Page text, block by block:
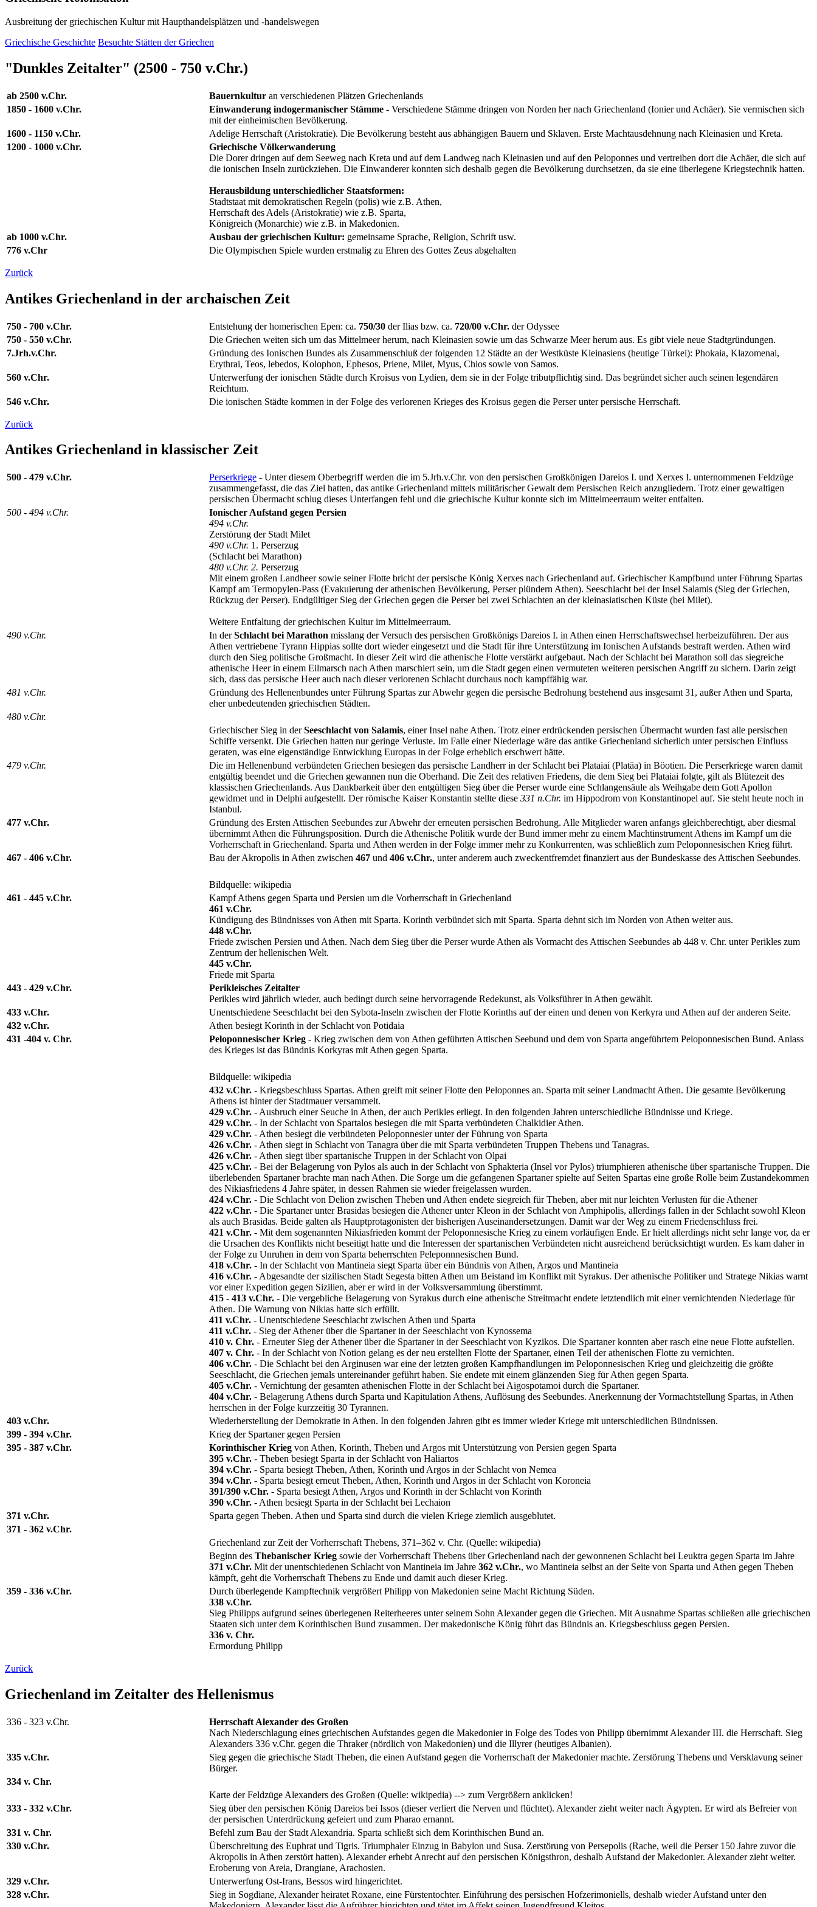
Ausbreitung der griechischen Kultur mit Haupthandelsplätzen und -handelswegen
Griechische Geschichte Besuchte Stätten der Griechen
"Dunkles Zeitalter" (2500 - 750 v.Chr.)
ab 2500 v.Chr. Bauernkultur an verschiedenen Plätzen Griechenlands
1850 - 1600 v.Chr.
Einwanderung indogermanischer Stämme - Verschiedene Stämme dringen von Norden her nach Griechenland (Ionier und Achäer). Sie vermischen sich
mit der einheimischen Bevölkerung.
1600 - 1150 v.Chr.
Adelige Herrschaft (Aristokratie). Die Bevölkerung besteht aus abhängigen Bauern und Sklaven. Erste Machtausdehnung nach Kleinasien und Kreta.
1200 - 1000 v.Chr.
Griechische Völkerwanderung
Die Dorer dringen auf dem Seeweg nach Kreta und auf dem Landweg nach Kleinasien und auf den Peloponnes und vertreiben dort die Achäer, die sich auf
die ionischen Inseln zurückziehen. Die Einwanderer konnten sich deshalb gegen die Bevölkerung durchsetzen, da sie eine überlegene Kriegstechnik hatten.
Herausbildung unterschiedlicher Staatsformen:
Stadtstaat mit demokratischen Regeln (polis) wie z.B. Athen,
Herrschaft des Adels (Aristokratie) wie z.B. Sparta,
Königreich (Monarchie) wie z.B. in Makedonien.
ab 1000 v.Chr.
Ausbau der griechischen Kultur: gemeinsame Sprache, Religion, Schrift usw.
776 v.Chr
Die Olympischen Spiele wurden erstmalig zu Ehren des Gottes Zeus abgehalten
Zurück
Antikes Griechenland in der archaischen Zeit
750 - 700 v.Chr. Entstehung der homerischen Epen: ca. 750/30 der Ilias bzw. ca. 720/00 v.Chr. der Odyssee
750 - 550 v.Chr.
Die Griechen weiten sich um das Mittelmeer herum, nach Kleinasien sowie um das Schwarze Meer herum aus. Es gibt viele neue Stadtgründungen.
7.Jrh.v.Chr.
Gründung des Ionischen Bundes als Zusammenschluß der folgenden 12 Städte an der Westküste Kleinasiens (heutige Türkei): Phokaia, Klazomenai,
Erythrai, Teos, lebedos, Kolophon, Ephesos, Priene, Milet, Myus, Chios sowie von Samos.
560 v.Chr.
Unterwerfung der ionischen Städte durch Kroisus von Lydien, dem sie in der Folge tributpflichtig sind. Das begründet sicher auch seinen legendären
Reichtum.
546 v.Chr.
Die ionischen Städte kommen in der Folge des verlorenen Krieges des Kroisus gegen die Perser unter persische Herrschaft.
Zurück
Antikes Griechenland in klassischer Zeit
500 - 479 v.Chr. Perserkriege - Unter diesem Oberbegriff werden die im 5.Jrh.v.Chr. von den persischen Großkönigen Dareios I. und Xerxes I. unternommenen Feldzüge
zusammengefasst, die das Ziel hatten, das antike Griechenland mittels militärischer Gewalt dem Persischen Reich anzugliedern. Trotz einer gewaltigen
persischen Übermacht schlug dieses Unterfangen fehl und die griechische Kultur konnte sich im Mittelmeerraum weiter entfalten.
500 - 494 v.Chr.
Ionischer Aufstand gegen Persien
494 v.Chr.
Zerstörung der Stadt Milet
490 v.Chr. 1. Perserzug
(Schlacht bei Marathon)
480 v.Chr. 2. Perserzug
Mit einem großen Landheer sowie seiner Flotte bricht der persische König Xerxes nach Griechenland auf. Griechischer Kampfbund unter Führung Spartas
Kampf am Termopylen-Pass (Evakuierung der athenischen Bevölkerung, Perser plündern Athen). Seeschlacht bei der Insel Salamis (Sieg der Griechen,
Rückzug der Perser). Endgültiger Sieg der Griechen gegen die Perser bei zwei Schlachten an der kleinasiatischen Küste (bei Milet).
Weitere Entfaltung der griechischen Kultur im Mittelmeerraum.
490 v.Chr.
In derSchlacht bei Marathon misslang der Versuch des persischen Großkönigs Dareios I. in Athen einen Herrschaftswechsel herbeizuführen. Der aus
Athen vertriebene Tyrann Hippias sollte dort wieder eingesetzt und die Stadt für ihre Unterstützung im Ionischen Aufstands bestraft werden. Athen wird
durch den Sieg politische Großmacht. In dieser Zeit wird die athenische Flotte verstärkt aufgebaut. Nach der Schlacht bei Marathon soll das siegreiche
athenische Heer in einem Eilmarsch nach Athen marschiert sein, um die Stadt gegen einen vermuteten weiteren persischen Angriff zu sichern. Darin zeigt
sich, dass das persische Heer auch nach dieser verlorenen Schlacht durchaus noch kampffähig war.
481 v.Chr.
Gründung des Hellenenbundes unter Führung Spartas zur Abwehr gegen die persische Bedrohung bestehend aus insgesamt 31, außer Athen und Sparta,
eher unbedeutenden griechischen Städten.
480 v.Chr.
Griechischer Sieg in derSeeschlacht von Salamis, einer Insel nahe Athen. Trotz einer erdrückenden persischen Übermacht wurden fast alle persischen
Schiffe versenkt. Die Griechen hatten nur geringe Verluste. Im Falle einer Niederlage wäre das antike Griechenland sicherlich unter persischen Einfluss
geraten, was eine eigenständige Entwicklung Europas in der Folge erheblich erschwert hätte.
479 v.Chr.
Die im Hellenenbund verbündeten Griechen besiegen das persische Landherr in der Schlacht bei Plataiai (Platäa) in Böotien. Die Perserkriege waren damit
entgültig beendet und die Griechen gewannen nun die Oberhand. Die Zeit des relativen Friedens, die dem Sieg bei Plataiai folgte, gilt als Blütezeit des
klassischen Griechenlands. Aus Dankbarkeit über den entgültigen Sieg über die Perser wurde eine Schlangensäule als Weihgabe dem Gott Apollon
gewidmet und in Delphi aufgestellt. Der römische Kaiser Konstantin stellte diese 331 n.Chr. im Hippodrom von Konstantinopel auf. Sie steht heute noch in
Istanbul.
477 v.Chr.
Gründung des Ersten Attischen Seebundes zur Abwehr der erneuten persischen Bedrohung. Alle Mitglieder waren anfangs gleichberechtigt, aber diesmal
übernimmt Athen die Führungsposition. Durch die Athenische Politik wurde der Bund immer mehr zu einem Machtinstrument Athens im Kampf um die
Vorherrschaft in Griechenland. Sparta und Athen werden in der Folge immer mehr zu Konkurrenten, was schließlich zum Peloponnesischen Krieg führt.
467 - 406 v.Chr.
Bau der Akropolis in Athen zwischen 467 und 406 v.Chr., unter anderem auch zweckentfremdet finanziert aus der Bundeskasse des Attischen Seebundes.
Bildquelle: wikipedia
461 - 445 v.Chr.
Kampf Athens gegen Sparta und Persien um die Vorherrschaft in Griechenland
461 v.Chr.
Kündigung des Bündnisses von Athen mit Sparta. Korinth verbündet sich mit Sparta. Sparta dehnt sich im Norden von Athen weiter aus.
448 v.Chr.
Friede zwischen Persien und Athen. Nach dem Sieg über die Perser wurde Athen als Vormacht des Attischen Seebundes ab 448 v. Chr. unter Perikles zum
Zentrum der hellenischen Welt.
445 v.Chr.
Friede mit Sparta
443 - 429 v.Chr.
Perikleisches Zeitalter
Perikles wird jährlich wieder, auch bedingt durch seine hervorragende Redekunst, als Volksführer in Athen gewählt.
433 v.Chr.
Unentschiedene Seeschlacht bei den Sybota-Inseln zwischen der Flotte Korinths auf der einen und denen von Kerkyra und Athen auf der anderen Seite.
432 v.Chr.
Athen besiegt Korinth in der Schlacht von Potidaia
431 -404 v. Chr.
Peloponnesischer Krieg - Krieg zwischen dem von Athen geführten Attischen Seebund und dem von Sparta angeführtem Peloponnesischen Bund. Anlass
des Krieges ist das Bündnis Korkyras mit Athen gegen Sparta.
Bildquelle: wikipedia
432 v.Chr. - Kriegsbeschluss Spartas. Athen greift mit seiner Flotte den Peloponnes an. Sparta mit seiner Landmacht Athen. Die gesamte Bevölkerung
Athens ist hinter der Stadtmauer versammelt.
429 v.Chr. - Ausbruch einer Seuche in Athen, der auch Perikles erliegt. In den folgenden Jahren unterschiedliche Bündnisse und Kriege.
429 v.Chr. - In der Schlacht von Spartalos besiegen die mit Sparta verbündeten Chalkidier Athen.
429 v.Chr. - Athen besiegt die verbündeten Peloponnesier unter der Führung von Sparta
426 v.Chr. - Athen siegt in Schlacht von Tanagra über die mit Sparta verbündeten Truppen Thebens und Tanagras.
426 v.Chr. - Athen siegt über spartanische Truppen in der Schlacht von Olpai
425 v.Chr. - Bei der Belagerung von Pylos als auch in der Schlacht von Sphakteria (Insel vor Pylos) triumphieren athenische über spartanische Truppen. Die
überlebenden Spartaner brachte man nach Athen. Die Sorge um die gefangenen Spartaner spielte auf Seiten Spartas eine große Rolle beim Zustandekommen
des Nikiasfriedens 4 Jahre später, in dessen Rahmen sie wieder freigelassen wurden.
424 v.Chr. - Die Schlacht von Delion zwischen Theben und Athen endete siegreich für Theben, aber mit nur leichten Verlusten für die Athener
422 v.Chr. - Die Spartaner unter Brasidas besiegen die Athener unter Kleon in der Schlacht von Amphipolis, allerdings fallen in der Schlacht sowohl Kleon
als auch Brasidas. Beide galten als Hauptprotagonisten der bisherigen Auseinandersetzungen. Damit war der Weg zu einem Friedenschluss frei.
421 v.Chr. - Mit dem sogenannten Nikiasfrieden kommt der Peloponnesische Krieg zu einem vorläufigen Ende. Er hielt allerdings nicht sehr lange vor, da er
die Ursachen des Konflikts nicht beseitigt hatte und die Interessen der spartanischen Verbündeten nicht ausreichend berücksichtigt wurden. Es kam daher in
der Folge zu Unruhen in dem von Sparta beherrschten Peleponnnesischen Bund.
418 v.Chr. - In der Schlacht von Mantineia siegt Sparta über ein Bündnis von Athen, Argos und Mantineia
416 v.Chr. - Abgesandte der sizilischen Stadt Segesta bitten Athen um Beistand im Konflikt mit Syrakus. Der athenische Politiker und Stratege Nikias warnt
vor einer Expedition gegen Sizilien, aber er wird in der Volksversammlung überstimmt.
415 - 413 v.Chr. - Die vergebliche Belagerung von Syrakus durch eine athenische Streitmacht endete letztendlich mit einer vernichtenden Niederlage für
Athen. Die Warnung von Nikias hatte sich erfüllt.
411 v.Chr. - Unentschiedene Seeschlacht zwischen Athen und Sparta
411 v.Chr. - Sieg der Athener über die Spartaner in der Seeschlacht von Kynossema
410 v. Chr. - Erneuter Sieg der Athener über die Spartaner in der Seeschlacht von Kyzikos. Die Spartaner konnten aber rasch eine neue Flotte aufstellen.
407 v. Chr. - In der Schlacht von Notion gelang es der neu erstellten Flotte der Spartaner, einen Teil der athenischen Flotte zu vernichten.
406 v.Chr. - Die Schlacht bei den Arginusen war eine der letzten großen Kampfhandlungen im Peloponnesischen Krieg und gleichzeitig die größte
Seeschlacht, die Griechen jemals untereinander geführt haben. Sie endete mit einem glänzenden Sieg für Athen gegen Sparta.
405 v.Chr. - Vernichtung der gesamten athenischen Flotte in der Schlacht bei Aigospotamoi durch die Spartaner.
404 v.Chr. - Belagerung Athens durch Sparta und Kapitulation Athens, Auflösung des Seebundes. Anerkennung der Vormachtstellung Spartas, in Athen
herrschen in der Folge kurzzeitig 30 Tyrannen.
403 v.Chr.
Wiederherstellung der Demokratie in Athen. In den folgenden Jahren gibt es immer wieder Kriege mit unterschiedlichen Bündnissen.
399 - 394 v.Chr.
Krieg der Spartaner gegen Persien
395 - 387 v.Chr.
Korinthischer Krieg von Athen, Korinth, Theben und Argos mit Unterstützung von Persien gegen Sparta
395 v.Chr. - Theben besiegt Sparta in der Schlacht von Haliartos
394 v.Chr. - Sparta besiegt Theben, Athen, Korinth und Argos in der Schlacht von Nemea
394 v.Chr. - Sparta besiegt erneut Theben, Athen, Korinth und Argos in der Schlacht von Koroneia
391/390 v.Chr. - Sparta besiegt Athen, Argos und Korinth in der Schlacht von Korinth
390 v.Chr. - Athen besiegt Sparta in der Schlacht bei Lechaion
371 v.Chr.
Sparta gegen Theben. Athen und Sparta sind durch die vielen Kriege ziemlich ausgeblutet.
371 - 362 v.Chr.
Griechenland zur Zeit der Vorherrschaft Thebens, 371–362 v. Chr. (Quelle: wikipedia)
Beginn des Thebanischer Krieg sowie der Vorherrschaft Thebens über Griechenland nach der gewonnenen Schlacht bei Leuktra gegen Sparta im Jahre
371 v.Chr. Mit der unentschiedenen Schlacht von Mantineia im Jahre 362 v.Chr., wo Mantineia selbst an der Seite von Sparta und Athen gegen Theben
kämpft, geht die Vorherrschaft Thebens zu Ende und damit auch dieser Krieg.
359 - 336 v.Chr.
Durch überlegende Kampftechnik vergrößert Philipp von Makedonien seine Macht Richtung Süden.
338 v.Chr.
Sieg Philipps aufgrund seines überlegenen Reiterheeres unter seinem Sohn Alexander gegen die Griechen. Mit Ausnahme Spartas schließen alle griechischen
Staaten sich unter dem Korinthischen Bund zusammen. Der makedonische König führt das Bündnis an. Kriegsbeschluss gegen Persien.
336 v. Chr.
Ermordung Philipp
Zurück
Griechenland im Zeitalter des Hellenismus
336 - 323 v.Chr.
Herrschaft Alexander des Großen
Nach Niederschlagung eines griechischen Aufstandes gegen die Makedonier in Folge des Todes von Philipp übernimmt Alexander III. die Herrschaft. Sieg
Alexanders 336 v.Chr. gegen die Thraker (nördlich von Makedonien) und die Illyrer (heutiges Albanien).
335 v.Chr.
Sieg gegen die griechische Stadt Theben, die einen Aufstand gegen die Vorherrschaft der Makedonier machte. Zerstörung Thebens und Versklavung seiner
Bürger.
334 v. Chr.
Karte der Feldzüge Alexanders des Großen (Quelle: wikipedia) --> zum Vergrößern anklicken!
333 - 332 v.Chr.
Sieg über den persischen König Dareios bei Issos (dieser verliert die Nerven und flüchtet). Alexander zieht weiter nach Ägypten. Er wird als Befreier von
der persischen Unterdrückung gefeiert und zum Pharao ernannt.
331 v. Chr.
Befehl zum Bau der Stadt Alexandria. Sparta schließt sich dem Korinthischen Bund an.
330 v.Chr.
Überschreitung des Euphrat und Tigris. Triumphaler Einzug in Babylon und Susa. Zerstörung von Persepolis (Rache, weil die Perser 150 Jahre zuvor die
Akropolis in Athen zerstört hatten). Alexander erhebt Anrecht auf den persischen Königsthron, deshalb Aufstand der Makedonier. Alexander zieht weiter.
Eroberung von Areia, Drangiane, Arachosien.
329 v.Chr.
Unterwerfung Ost-Irans, Bessos wird hingerichtet.
328 v.Chr.
Sieg in Sogdiane, Alexander heiratet Roxane, eine Fürstentochter. Einführung des persischen Hofzerimoniells, deshalb wieder Aufstand unter den